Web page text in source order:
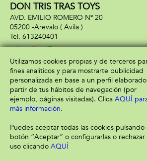
DON TRIS TRAS TOYS
AVD. EMILIO ROMERO Nº 20
05200 -Arevalo ( Avila )
613240401
Información
Aviso legal
Política de privacidad
Política de cookies
Utilizamos cookies propias y de terceros
fines analíticos y para mostrarte publicidad
personalizada en base a un perfil
partir de tus hábitos de navegación (por
ejemplo, páginas visitadas). Clica AQUÍ
más información.
Puedes aceptar todas las cookies pulsando
botón “Aceptar” o configurarlas o rechazar
uso clicando AQUÍ